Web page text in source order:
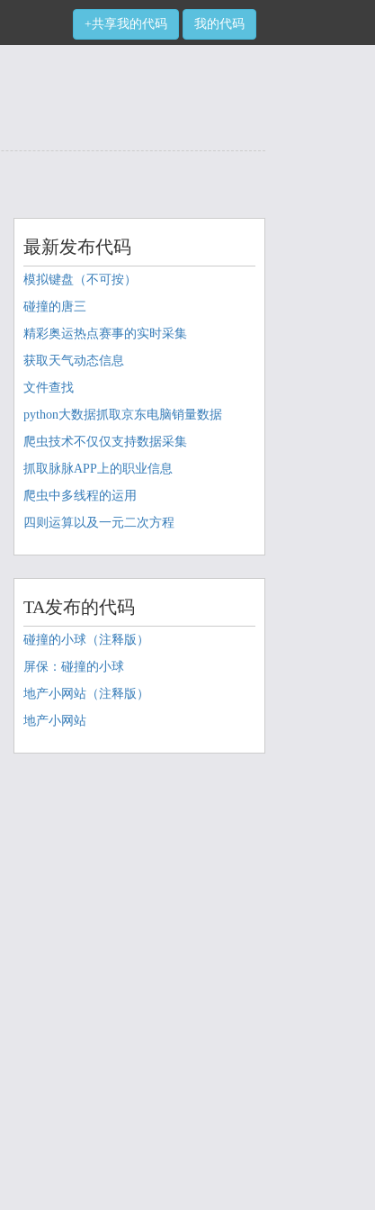
+共享我的代码 我的代码
最新发布代码
模拟键盘（不可按）
碰撞的唐三
精彩奥运热点赛事的实时采集
获取天气动态信息
文件查找
python大数据抓取京东电脑销量数据
爬虫技术不仅仅支持数据采集
抓取脉脉APP上的职业信息
爬虫中多线程的运用
四则运算以及一元二次方程
TA发布的代码
碰撞的小球（注释版）
屏保：碰撞的小球
地产小网站（注释版）
地产小网站